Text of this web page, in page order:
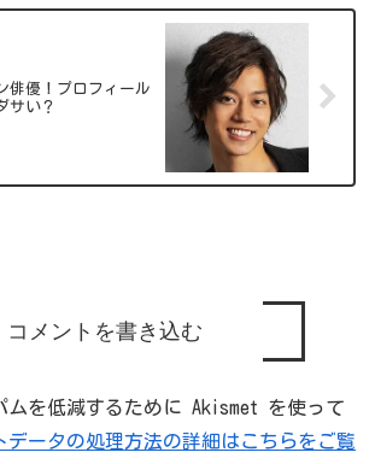
俳優！プロフィール
サい？
コメントを書き込む
ムを低減するために Akismet を使って
データの処理方法の詳細はこちらをご覧